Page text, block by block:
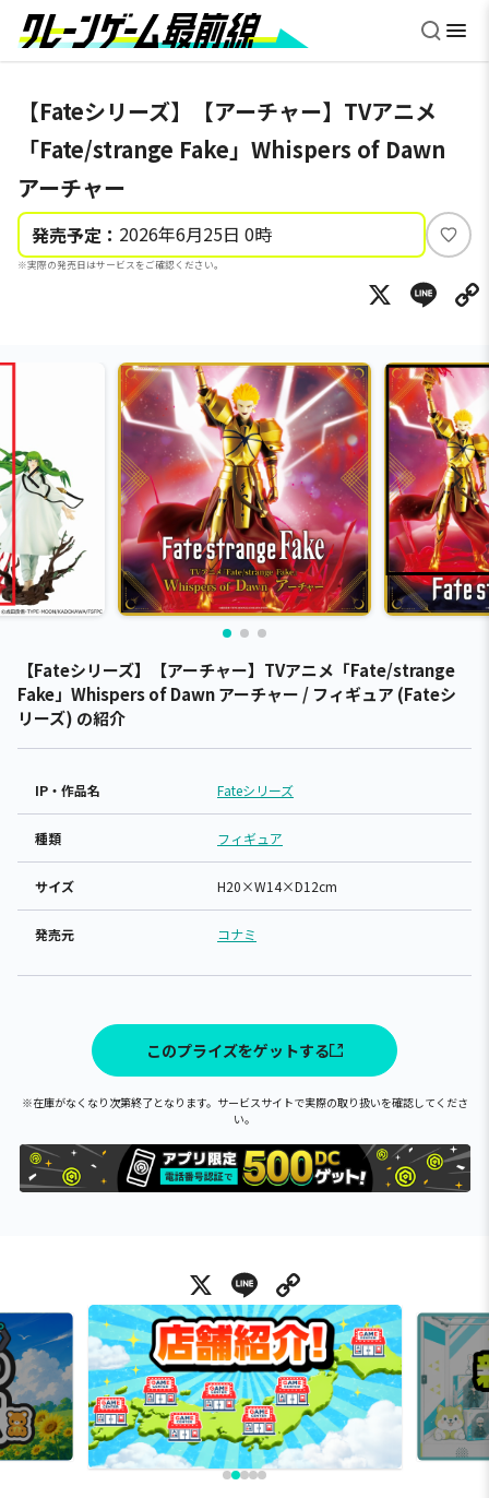
【Fateシリーズ】【アーチャー】TVアニメ
「Fate/strange Fake」Whispers of Dawn
アーチャー
発売予定： 2026年6月25日 0時
※実際の発売日はサービスをご確認ください。
い
ね
X
【Fateシリーズ】【アーチャー】TVアニメ「Fate/strange
Fake」Whispers of Dawn アーチャー / フィギュア (Fateシ
リーズ) の紹介
IP・作品名 Fateシリーズ
種類 フィギュア
サイズ H20×W14×D12cm
発売元 コナミ
このプライズをゲットする
※在庫がなくなり次第終了となります。サービスサイトで実際の取り扱いを確認してくださ
い。
X Line